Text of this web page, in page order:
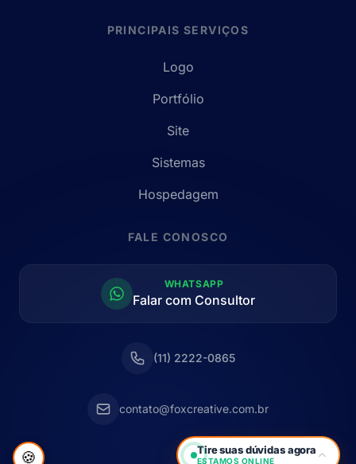
PRINCIPAIS SERVIÇOS
Logo
Portfólio
Site
Sistemas
Hospedagem
FALE CONOSCO
WHATSAPP
Falar com Consultor
(11) 2222-0865
contato@foxcreative.com.br
Tire suas dúvidas agora
ESTAMOS ONLINE
🍪